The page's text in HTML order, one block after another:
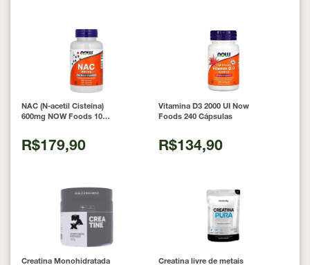
NAC (N-acetil Cisteína)
600mg NOW Foods 100
R$179,90
Vitamina D3 2000 UI Now
Foods 240 Cápsulas
R$134,90
Creatina Monohidratada
Creatina livre de metais